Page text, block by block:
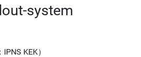
system
KEK）